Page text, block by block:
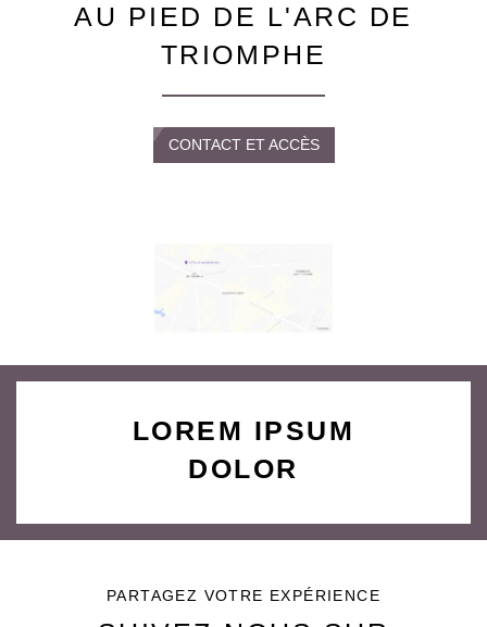
AU PIED DE L'ARC DE
TRIOMPHE
CONTACT ET ACCÈS
LOREM IPSUM
DOLOR
PARTAGEZ VOTRE EXPÉRIENCE